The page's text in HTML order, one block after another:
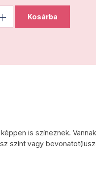
Kosárba
is színeznek.
színt vagy